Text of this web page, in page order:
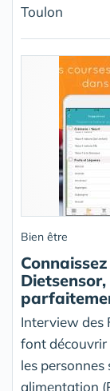
Toulon
Bien être
Interview des
font découvrir
les
alimentation